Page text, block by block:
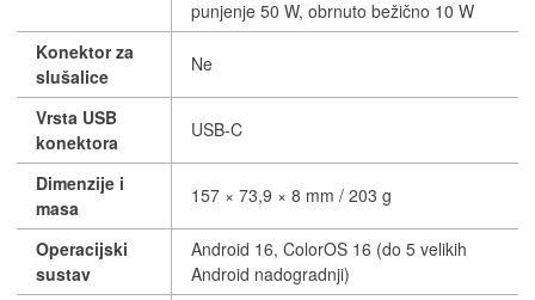
punjenje 50 W, obrnuto bežično 10 W
Konektor za
slušalice
Ne
Vrsta USB
konektora
USB-C
Dimenzije i
masa
157 × 73,9 × 8 mm / 203 g
Operacijski
sustav
Android 16, ColorOS 16 (do 5 velikih
Android nadogradnji)